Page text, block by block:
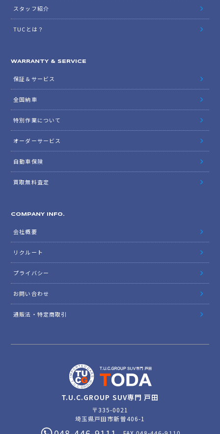
スタッフ紹介
TUCとは？
WARRANTY & SERVICE
保証＆サービス
全国納車
特別作業について
オーダーサービス
自動車保険
買取無料査定
COMPANY INFO.
会社概要
リクルート
プライバシー
お問い合わせ
通販法・特定商取引
T.U.C.GROUP SUV専門 戸田
〒335-0021
埼玉県戸田市新曽406-1